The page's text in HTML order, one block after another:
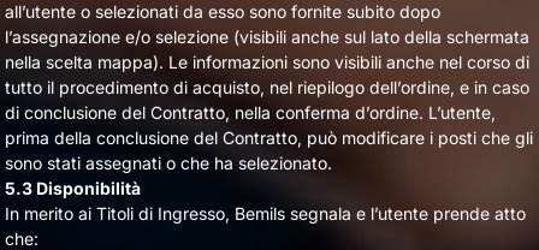
all’utente o selezionati da esso sono fornite subito dopo
l’assegnazione e/o selezione (visibili anche sul lato della schermata
nella scelta mappa). Le informazioni sono visibili anche nel corso di
tutto il procedimento di acquisto, nel riepilogo dell’ordine, e in caso
di conclusione del Contratto, nella conferma d’ordine. L’utente,
prima della conclusione del Contratto, può modificare i posti che gli
sono stati assegnati o che ha selezionato.
5.3 Disponibilità
In merito ai Titoli di Ingresso, Bemils segnala e l’utente prende atto
che: